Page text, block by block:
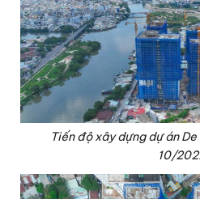
Tiến độ xây dựng dự án
10/